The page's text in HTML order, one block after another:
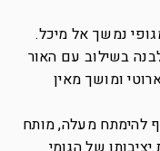
נמשך אל מיכל.
בשילוב עם האור
ומושך מאין
להימתח מעלה, מותח